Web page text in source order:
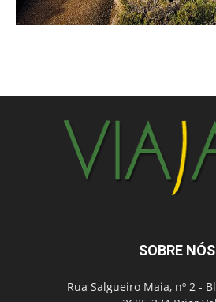
SOBRE NÓS
Rua Salgueiro Maia, nº 2 -